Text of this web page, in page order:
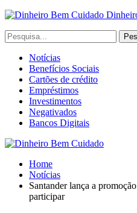
Notícias
Benefícios Sociais
Cartões de crédito
Empréstimos
Investimentos
Negativados
Bancos Digitais
Home
Notícias
Santander lança a
participar